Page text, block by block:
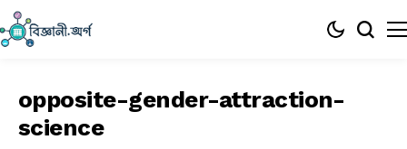
opposite-gender-attraction-
science